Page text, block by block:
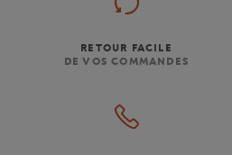
RETOUR FACILE
DE VOS COMMANDES